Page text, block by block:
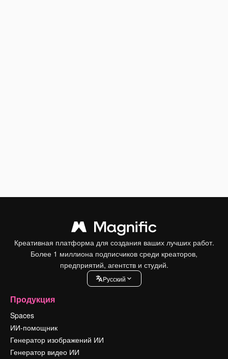
Креативная платформа для создания ваших лучших работ.
Более 1 миллиона подписчиков среди креаторов,
предприятий, агентств и студий.
Pусский
Продукция
Spaces
ИИ-помощник
Генератор изображений ИИ
Генератор видео ИИ